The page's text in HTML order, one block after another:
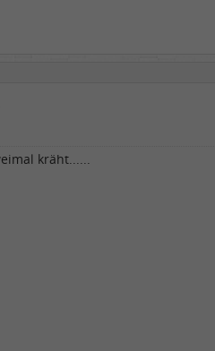
kräht......